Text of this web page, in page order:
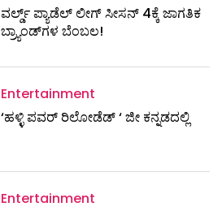
ವರ್ಲ್ಡ್ ಪ್ಯಾಡೆಲ್ ಲೀಗ್ ಸೀಸನ್ 4ಕ್ಕೆ ಜಾಗತಿಕ
ಬ್ರ್ಯಾಂಡ್‌ಗಳ ಬೆಂಬಲ!
Entertainment
‘ಹಳ್ಳಿ ಪವರ್ ರಿಲೋಡೆಡ್ ‘ ಜೀ ಕನ್ನಡದಲ್ಲಿ
Entertainment